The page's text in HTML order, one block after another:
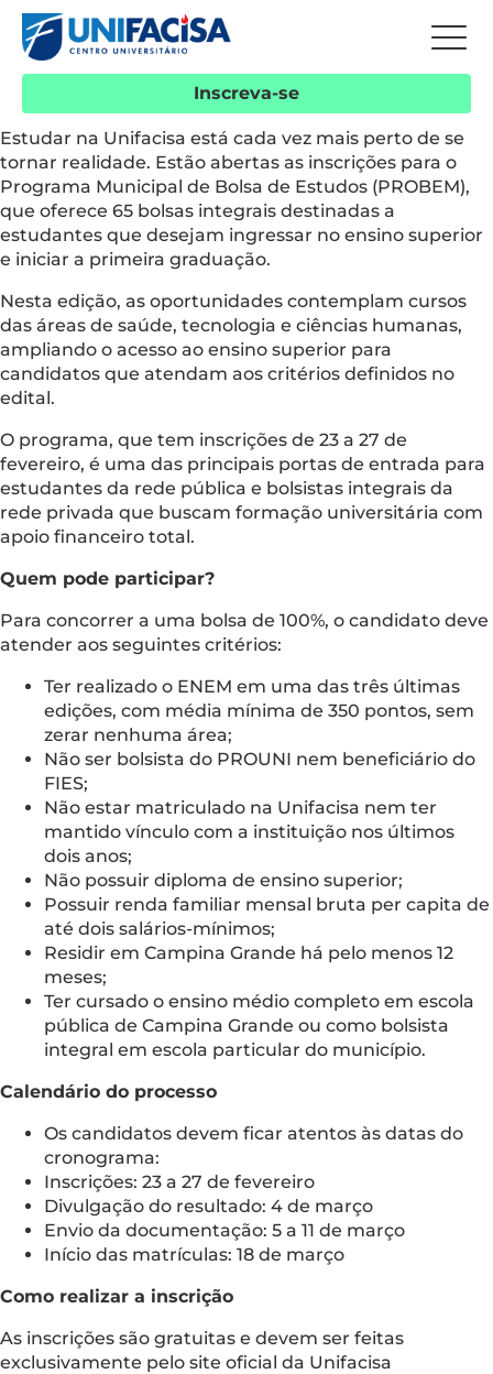
Inscreva-se
Estudar na Unifacisa está cada vez mais perto de se
tornar realidade. Estão abertas as inscrições para o
Programa Municipal de Bolsa de Estudos (PROBEM),
que oferece 65 bolsas integrais destinadas a
estudantes que desejam ingressar no ensino superior
e iniciar a primeira graduação.
Nesta edição, as oportunidades contemplam cursos
das áreas de saúde, tecnologia e ciências humanas,
ampliando o acesso ao ensino superior para
candidatos que atendam aos critérios definidos no
edital.
O programa, que tem inscrições de 23 a 27 de
fevereiro, é uma das principais portas de entrada para
estudantes da rede pública e bolsistas integrais da
rede privada que buscam formação universitária com
apoio financeiro total.
Quem pode participar?
Para concorrer a uma bolsa de 100%, o candidato deve
atender aos seguintes critérios:
Ter realizado o ENEM em uma das três últimas
edições, com média mínima de 350 pontos, sem
zerar nenhuma área;
Não ser bolsista do PROUNI nem beneficiário do
FIES;
Não estar matriculado na Unifacisa nem ter
mantido vínculo com a instituição nos últimos
dois anos;
Não possuir diploma de ensino superior;
Possuir renda familiar mensal bruta per capita de
até dois salários-mínimos;
Residir em Campina Grande há pelo menos 12
meses;
Ter cursado o ensino médio completo em escola
pública de Campina Grande ou como bolsista
integral em escola particular do município.
Calendário do processo
Os candidatos devem ficar atentos às datas do
cronograma:
Inscrições: 23 a 27 de fevereiro
Divulgação do resultado: 4 de março
Envio da documentação: 5 a 11 de março
Início das matrículas: 18 de março
Como realizar a inscrição
As inscrições são gratuitas e devem ser feitas
exclusivamente pelo site oficial da Unifacisa